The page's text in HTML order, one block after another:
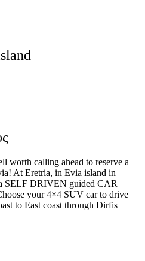
worth calling ahead to reserve a
At Eretria, in Evia island in
SELF DRIVEN guided CAR
your 4×4 SUV car to drive
to East coast through Dirfis